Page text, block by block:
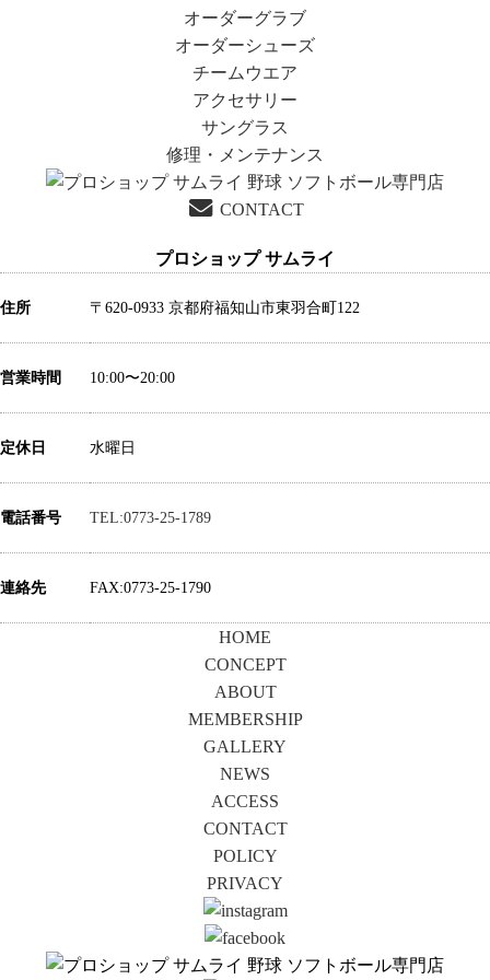
稿:
投
稿:
オーダーグラブ
オーダーシューズ
チームウエア
アクセサリー
サングラス
修理・メンテナンス
CONTACT
プロショップ サムライ
住所 〒620-0933 京都府福知山市東羽合町122
営業時間 10:00〜20:00
定休日 水曜日
電話番号 TEL:0773-25-1789
連絡先 FAX:0773-25-1790
HOME
CONCEPT
ABOUT
MEMBERSHIP
GALLERY
NEWS
ACCESS
CONTACT
POLICY
PRIVACY